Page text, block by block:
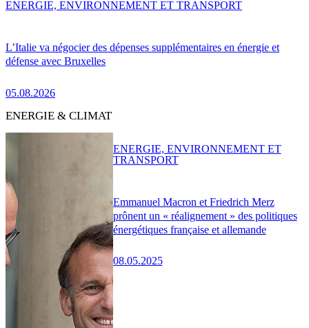
L’Italie va négocier des dépenses supplémentaires en énergie et
défense avec Bruxelles
05.08.2026
ENERGIE, ENVIRONNEMENT ET TRANSPORT
ENERGIE & CLIMAT
Emmanuel Macron et Friedrich Merz
prônent un « réalignement » des politiques
énergétiques française et allemande
08.05.2025
ENERGIE, ENVIRONNEMENT ET
TRANSPORT